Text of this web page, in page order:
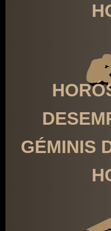
GÉMINIS